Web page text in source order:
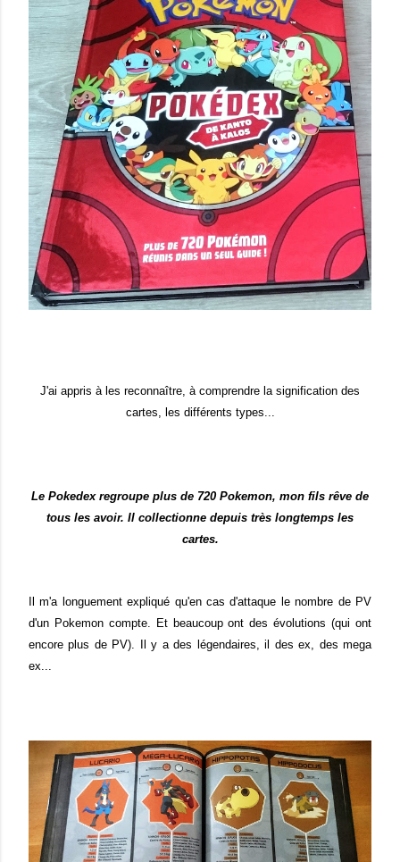
J'ai appris à les reconnaître, à comprendre la signification des
cartes, les différents types...
Le Pokedex regroupe plus de 720 Pokemon, mon fils rêve de
tous les avoir. Il collectionne depuis très longtemps les
cartes.
Il m'a longuement expliqué qu'en cas d'attaque le nombre de PV
d'un Pokemon compte. Et beaucoup ont des évolutions (qui ont
encore plus de PV).
Il y a des légendaires, il des ex, des mega
ex...